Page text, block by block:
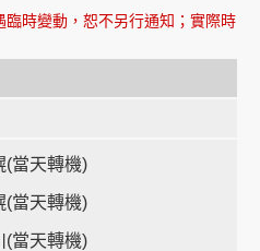
時變動，恕不另行通知；實際時
(當天轉機)
(當天轉機)
(當天轉機)